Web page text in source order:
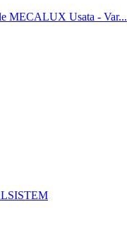
MECALUX Usata - Var...